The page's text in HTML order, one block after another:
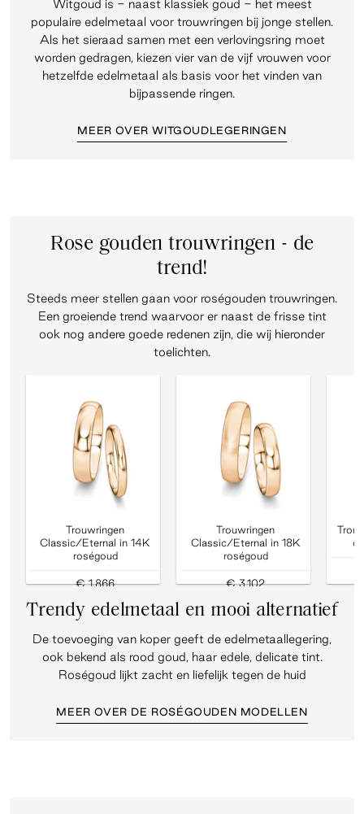
Witgoud is - naast klassiek goud - het meest
populaire edelmetaal voor trouwringen bij jonge stellen.
Als het sieraad samen met een verlovingsring moet
worden gedragen, kiezen vier van de vijf vrouwen voor
hetzelfde edelmetaal als basis voor het vinden van
bijpassende ringen.
MEER OVER WITGOUDLEGERINGEN
Rose gouden trouwringen - de
trend!
Steeds meer stellen gaan voor roségouden trouwringen.
Een groeiende trend waarvoor er naast de frisse tint
ook nog andere goede redenen zijn, die wij hieronder
toelichten.
Trouwringen
Classic/Eternal in 14K
roségoud
€ 1.866
Trouwringen
Classic/Eternal in 18K
roségoud
€ 3.102
Trendy edelmetaal en mooi alternatief
De toevoeging van koper geeft de edelmetaallegering,
ook bekend als rood goud, haar edele, delicate tint.
Roségoud lijkt zacht en liefelijk tegen de huid
MEER OVER DE ROSÉGOUDEN MODELLEN